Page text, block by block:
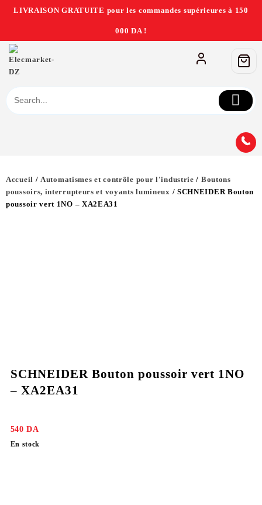
LIVRAISON GRATUITE pour les commandes supérieures à 150
000 DA !
Accueil / Automatismes et contrôle pour l'industrie / Boutons
poussoirs, interrupteurs et voyants lumineux / SCHNEIDER Bouton
poussoir vert 1NO – XA2EA31
SCHNEIDER Bouton poussoir vert 1NO
– XA2EA31
540DA
En stock